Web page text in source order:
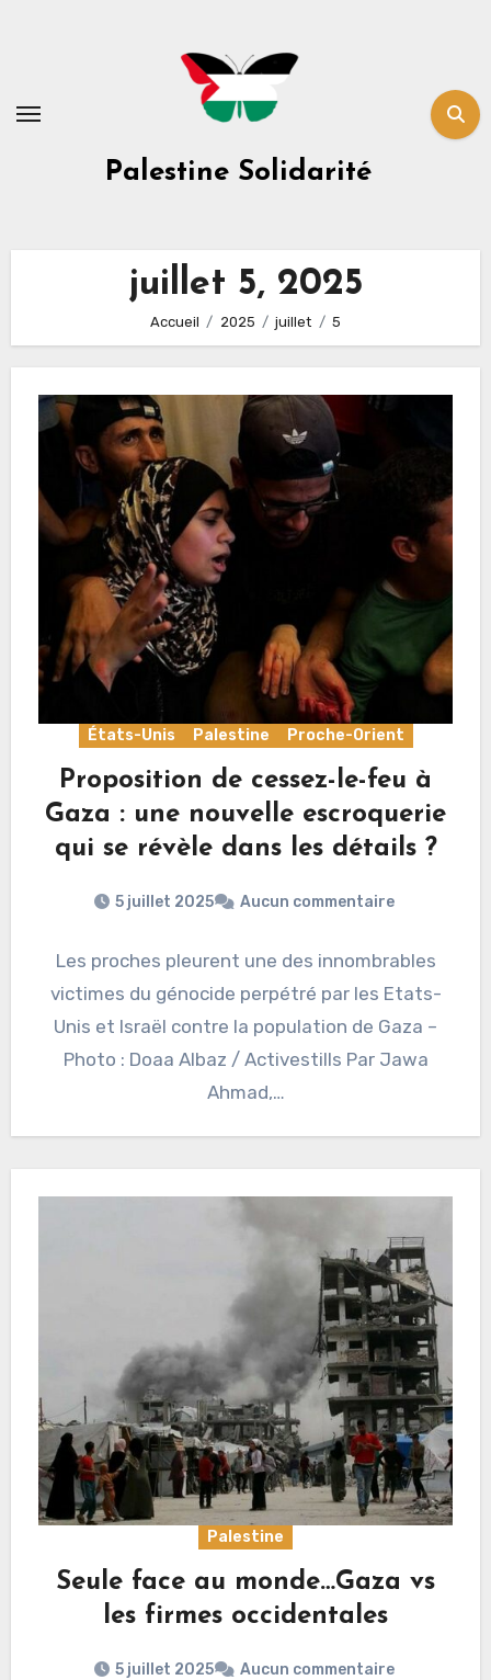
Palestine Solidarité
juillet 5, 2025
Accueil 2025 juillet 5
États-Unis Palestine Proche-Orient
Proposition de cessez-le-feu à
Gaza : une nouvelle escroquerie
qui se révèle dans les détails ?
5 juillet 2025 Aucun commentaire
Les proches pleurent une des innombrables
victimes du génocide perpétré par les Etats-
Unis et Israël contre la population de Gaza –
Photo : Doaa Albaz / Activestills Par Jawa
Ahmad,…
Palestine
Seule face au monde…Gaza vs
les firmes occidentales
5 juillet 2025 Aucun commentaire